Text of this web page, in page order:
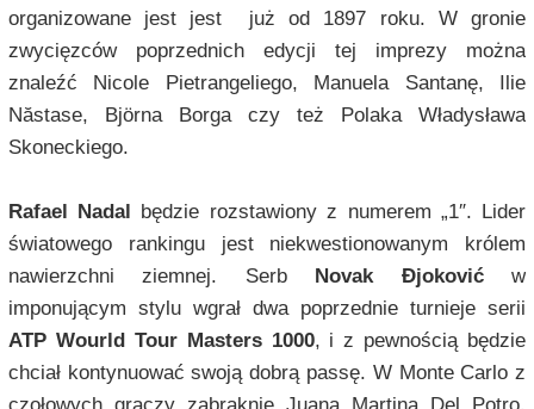
organizowane jest jest już od 1897 roku. W gronie
zwycięzców poprzednich edycji tej imprezy można
znaleźć Nicole Pietrangeliego, Manuela Santanę, Ilie
Năstase, Björna Borga czy też Polaka Władysława
Skoneckiego.
Rafael Nadal
będzie rozstawiony z numerem „1″. Lider
światowego rankingu jest niekwestionowanym królem
nawierzchni ziemnej. Serb
Novak Đjokovićw
imponującym stylu wgrał dwa poprzednie turnieje serii
ATP Wourld Tour Masters 1000, i z pewnością będzie
chciał kontynuować swoją dobrą passę. W Monte Carlo z